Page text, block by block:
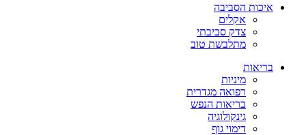
איכות הסביבה
אקלים
צדק סביבתי
מתלבשת טוב
בריאות
מיניות
רפואה מגדרית
בריאות הנפש
גינקולוגיה
דימוי גוף